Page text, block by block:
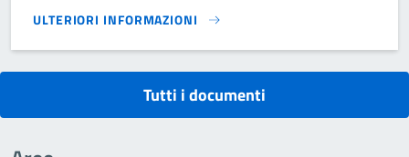
ULTERIORI INFORMAZIONI
MODULISTICA ANAGRAFE E STATO CIVILE}
Tutti i documenti